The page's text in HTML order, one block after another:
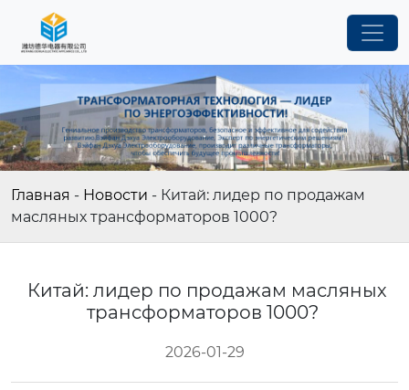
Главная - Новости - Китай: лидер по продажам
масляных трансформаторов 1000?
Китай: лидер по продажам масляных
трансформаторов 1000?
2026-01-29